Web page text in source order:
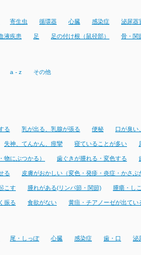
寄生虫 循環器 心臓 感染症 泌尿器
液疾患 足 足の付け根（鼠径部） 骨・関
a - z その他
る 乳が出る、乳腺が張る 便秘 口が臭い
失神、てんかん、痙攣 寝ていることが多い
にぶつかる） 歯ぐきが腫れる・変色する
る 皮膚がおかしい（変色・発疹・炎症・かさぶ
こす 腫れがある(リンパ節・関節) 腫瘍・し
振る 食欲がない 黄疸・チアノーゼが出てい
尾・しっぽ 心臓 感染症 歯・口 泌